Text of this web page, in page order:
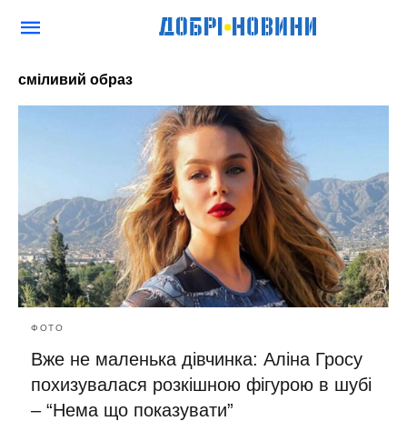
сміливий образ
ФОТО
Вже не маленька дівчинка: Аліна Гросу
похизувалася розкішною фігурою в шубі
– “Нема що показувати”